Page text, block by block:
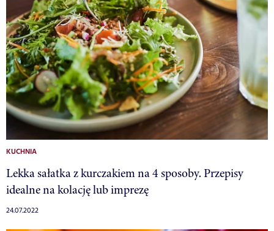
KUCHNIA
Lekka sałatka z kurczakiem na 4 sposoby. Przepisy
idealne na kolację lub imprezę
24.07.2022